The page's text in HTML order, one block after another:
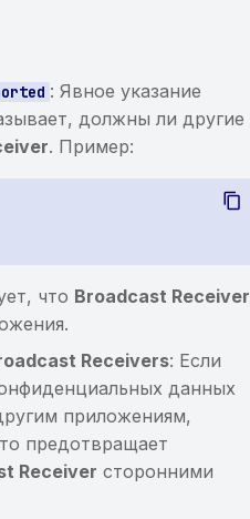
: Явное указание
должны ли другие
. Пример:
что Broadcast Receiver
Receivers: Если
данных
приложениям,
предотвращает
Receiver сторонними